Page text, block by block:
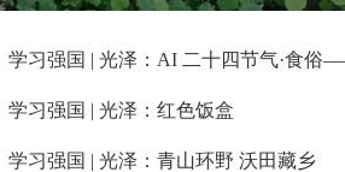
学习强国 | 光泽：AI 二十四节气·食俗
学习强国 | 光泽：红色饭盒
学习强国 | 光泽：青山环野 沃田藏乡